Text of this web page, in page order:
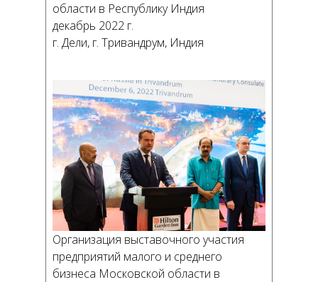
области в Республику Индия
декабрь 2022 г.
г. Дели, г. Тривандрум, Индия
Организация выставочного участия
предприятий малого и среднего
бизнеса Московской области в